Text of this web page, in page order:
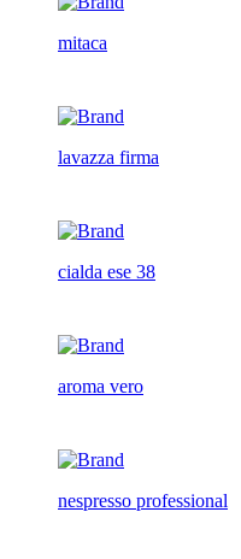
mitaca
lavazza firma
cialda ese 38
aroma vero
nespresso professional